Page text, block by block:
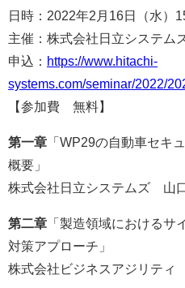
日時：2022年2月16日（水）
主催：株式会社日立システム
申込： https://www.hitachi-
systems.com/seminar/2022/
【参加費 無料】
第一章 「 WP29の自動車セキ
概要」
株式会社日立システムズ 山
第二章 「製造領域におけるサ
対策アプローチ」
株式会社ビジネスアジリテ